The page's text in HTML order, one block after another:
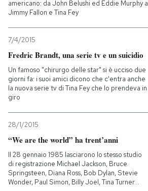
americano: da John Belushi ed Eddie Murphy a
Jimmy Fallon e Tina Fey
7/4/2015
Fredric Brandt, una serie tv e un suicidio
Un famoso "chirurgo delle star" si è ucciso due
giorni fa: i suoi amici dicono che c'entra anche
la nuova serie tv di Tina Fey che lo prendeva in
giro
28/1/2015
“We are the world” ha trent’anni
Il 28 gennaio 1985 lasciarono lo stesso studio
di registrazione Michael Jackson, Bruce
Springsteen, Diana Ross, Bob Dylan, Stevie
Wonder, Paul Simon, Billy Joel, Tina Turner...